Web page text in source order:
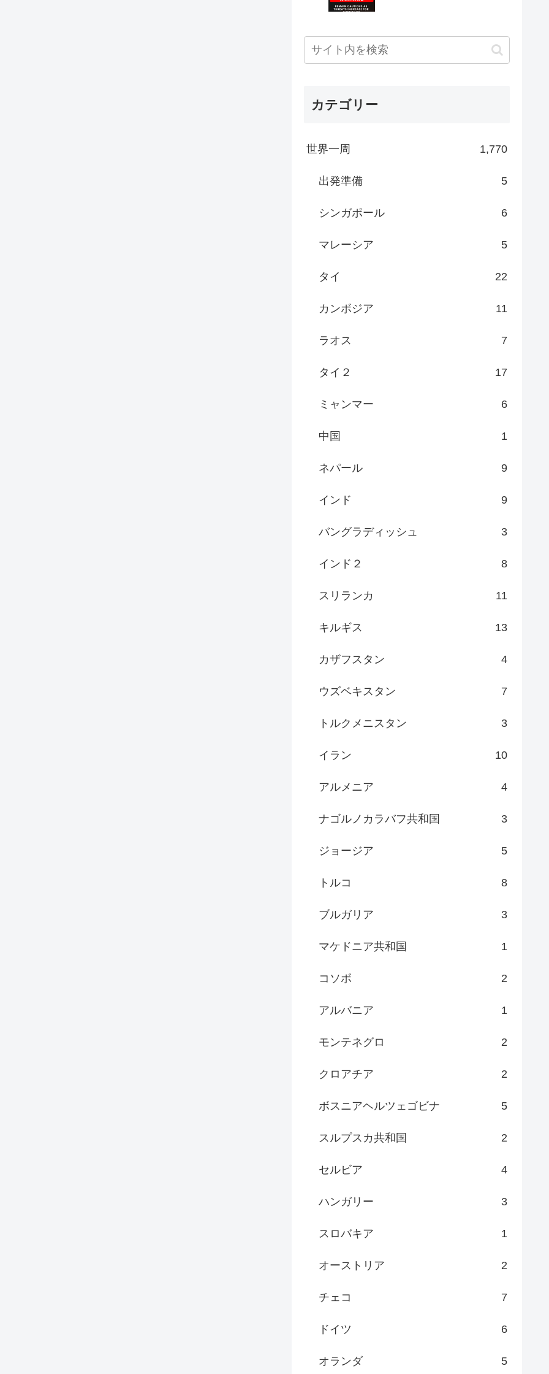
カテゴリー
世界一周 1,770
出発準備 5
シンガポール 6
マレーシア 5
タイ 22
カンボジア 11
ラオス 7
タイ２ 17
ミャンマー 6
中国 1
ネパール 9
インド 9
バングラディッシュ 3
インド２ 8
スリランカ 11
キルギス 13
カザフスタン 4
ウズベキスタン 7
トルクメニスタン 3
イラン 10
アルメニア 4
ナゴルノカラバフ共和国 3
ジョージア 5
トルコ 8
ブルガリア 3
マケドニア共和国 1
コソボ 2
アルバニア 1
モンテネグロ 2
クロアチア 2
ボスニアヘルツェゴビナ 5
スルプスカ共和国 2
セルビア 4
ハンガリー 3
スロバキア 1
オーストリア 2
チェコ 7
ドイツ 6
オランダ 5